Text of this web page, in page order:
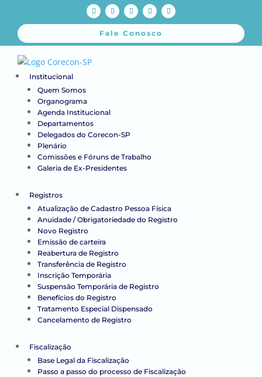
Fale Conosco
Institucional
Quem Somos
Organograma
Agenda Institucional
Departamentos
Delegados do Corecon-SP
Plenário
Comissões e Fóruns de Trabalho
Galeria de Ex-Presidentes
Registros
Atualização de Cadastro Pessoa Física
Anuidade / Obrigatoriedade do Registro
Novo Registro
Emissão de carteira
Reabertura de Registro
Transferência de Registro
Inscrição Temporária
Suspensão Temporária de Registro
Benefícios do Registro
Tratamento Especial Dispensado
Cancelamento de Registro
Fiscalização
Base Legal da Fiscalização
Passo a passo do processo de Fiscalização